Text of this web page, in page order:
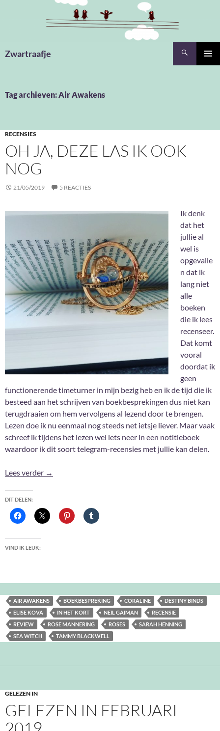
Zwartraafje
Tag archieven: Air Awakens
RECENSIES
OH JA, DEZE LAS IK OOK
NOG
21/05/2019 5 REACTIES
Ik denk
dat het
jullie al
wel is
opgevalle
n dat ik
lang niet
alle
boeken
die ik lees
recenseer.
Dat komt
vooral
doordat ik
geen
functionerende timeturner in mijn bezig heb en ik de tijd die ik
besteed aan het schrijven van boekbesprekingen dus niet kan
terugdraaien om hem vervolgens al lezend door te brengen.
Lezen doe ik nu eenmaal nog steeds net ietsje liever. Maar vaak
schreef ik tijdens het lezen wel iets neer in een notitieboek
waardoor ik dit soort telegram-recensies met jullie kan delen.
Lees verder Oh ja, deze las ik ook nog
→
DIT DELEN:
VIND IK LEUK:
AIR AWAKENS BOEKBESPREKING CORALINE
DESTINY BINDS
ELISE KOVA
IN HET KORT NEIL GAIMAN
RECENSIE
REVIEW
ROSE MANNERING ROSES
SARAH HENNING
SEA WITCH
TAMMY BLACKWELL
GELEZEN IN
GELEZEN IN FEBRUARI